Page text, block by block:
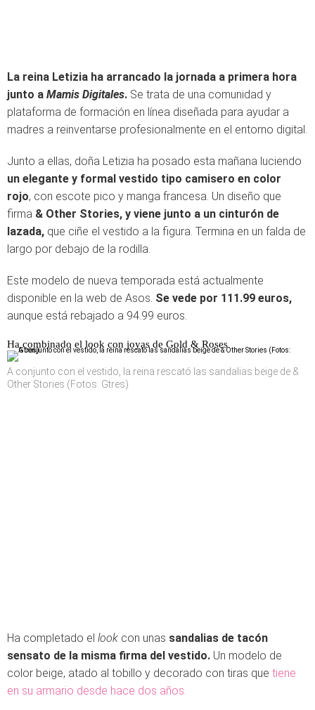
La reina Letizia ha arrancado la jornada a primera hora
junto a Mamis Digitales. Se trata de una comunidad y
plataforma de formación en línea diseñada para ayudar a
madres a reinventarse profesionalmente en el entorno digital.
Junto a ellas, doña Letizia ha posado esta mañana luciendo
un elegante y formal vestido tipo camisero en color
rojo, con escote pico y manga francesa. Un diseño que
firma & Other Stories, y viene junto a un cinturón de
lazada, que ciñe el vestido a la figura. Termina en un falda de
largo por debajo de la rodilla.
Este modelo de nueva temporada está actualmente
disponible en la web de Asos. Se vede por 111.99 euros,
aunque está rebajado a 94.99 euros.
Ha combinado el look con joyas de Gold & Roses
A conjunto con el vestido, la reina rescató las sandalias beige de &
Other Stories (Fotos: Gtres)
Ha completado el look con unas sandalias de tacón
sensato de la misma firma del vestido. Un modelo de
color beige, atado al tobillo y decorado con tiras que tiene
en su armario desde hace dos años.